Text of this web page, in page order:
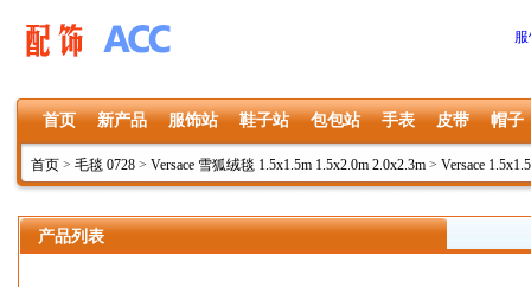
首页 新产品 服饰站 鞋子站 包包站 手表 皮带 帽子
首页 > 毛毯 0728 > Versace 雪狐绒毯 1.5x1.5m 1.5x2.0m 2.0x2.3m > Versace
产品列表